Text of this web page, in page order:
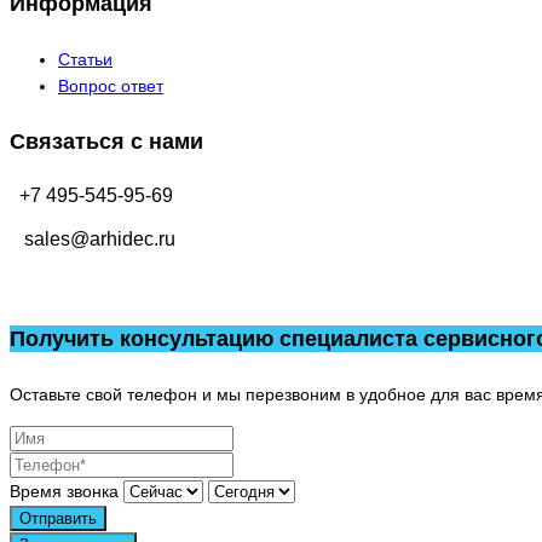
Статьи
Вопрос ответ
Связаться с нами
+7 495-545-95-69
sales@arhidec.ru
Получить консультацию специалиста
Оставьте свой телефон и мы перезвоним в удобное для вас
Время звонка
Отправить